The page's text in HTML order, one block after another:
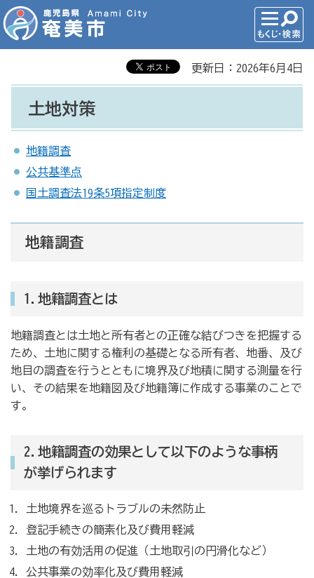
更新日：2026年6月4日
土地対策
地籍調査
公共基準点
国土調査法19条5項指定制度
地籍調査
1.地籍調査とは
地籍調査とは土地と所有者との正確な結びつきを把握する
ため、土地に関する権利の基礎となる所有者、地番、及び
地目の調査を行うとともに境界及び地積に関する測量を行
い、その結果を地籍図及び地籍簿に作成する事業のことで
す。
2.地籍調査の効果として以下のような事柄
が挙げられます
土地境界を巡るトラブルの未然防止
登記手続きの簡素化及び費用軽減
土地の有効活用の促進（土地取引の円滑化など）
公共事業の効率化及び費用軽減